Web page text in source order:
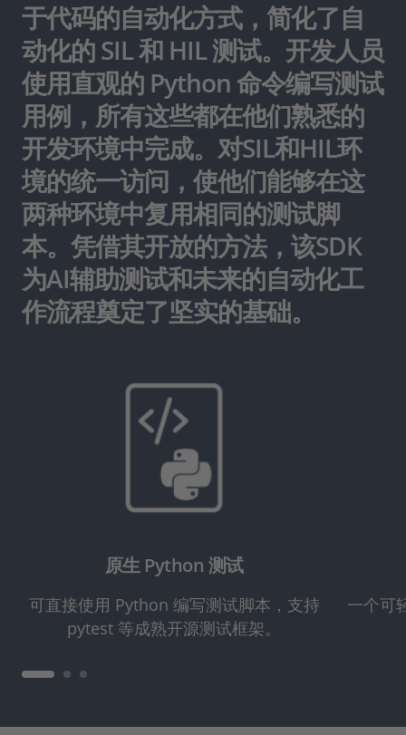
于代码的自动化方式，简化了自
动化的 SIL 和 HIL 测试。开发人员
使用直观的 Python 命令编写测试
用例，所有这些都在他们熟悉的
开发环境中完成。对SIL和HIL环
境的统一访问，使他们能够在这
两种环境中复用相同的测试脚
本。凭借其开放的方法，该SDK
为AI辅助测试和未来的自动化工
作流程奠定了坚实的基础。
原生 Python 测试
可直接使用 Python 编写测试脚本，支持
pytest 等成熟开源测试框架。
一个可